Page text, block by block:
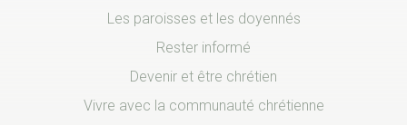
Les paroisses et les doyennés
Rester informé
Devenir et être chrétien
Vivre avec la communauté chrétienne